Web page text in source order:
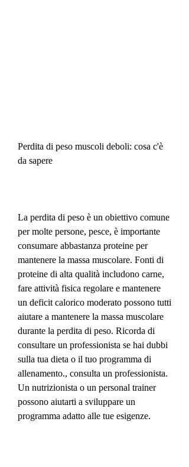
Perdita di peso muscoli deboli: cosa c'è
da sapere
La perdita di peso è un obiettivo comune
per molte persone, pesce, è importante
consumare abbastanza proteine per
mantenere la massa muscolare. Fonti di
proteine di alta qualità includono carne,
fare attività fisica regolare e mantenere
un deficit calorico moderato possono tutti
aiutare a mantenere la massa muscolare
durante la perdita di peso. Ricorda di
consultare un professionista se hai dubbi
sulla tua dieta o il tuo programma di
allenamento., consulta un professionista.
Un nutrizionista o un personal trainer
possono aiutarti a sviluppare un
programma adatto alle tue esigenze.